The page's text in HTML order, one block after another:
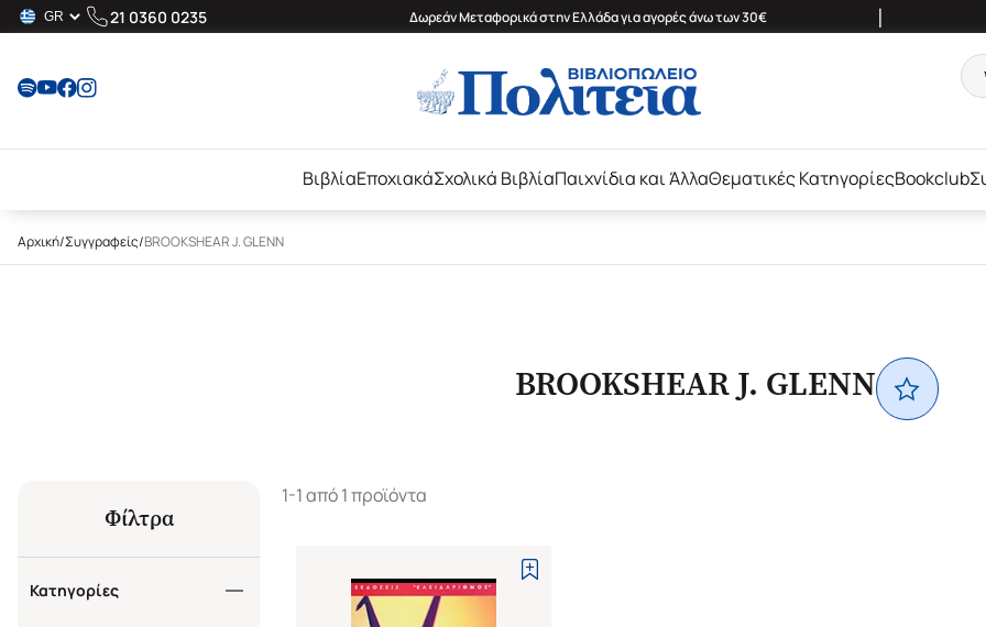
21 0360 0235 Δωρεάν Μεταφορικά στην Ελλάδα για αγορές άνω των 30€ |
ΒιβλίαΕποχιακάΣχολικά ΒιβλίαΠαιχνίδια και ΆλλαΘεματικές ΚατηγορίεςBookclub
Αρχική/Συγγραφείς/BROOKSHEAR J. GLENN
BROOKSHEAR J. GLENN
Φίλτρα
Κατηγορίες
1-1 από 1 προϊόντα